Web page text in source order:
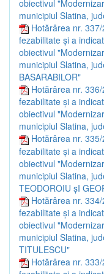
obiectivul
municipiul Slatina,
Hotărârea nr.
fezabilitate şi a
obiectivul
municipiul Slatina,
BASARABILOR"
Hotărârea nr.
fezabilitate şi a
obiectivul
municipiul Slatina,
Hotărârea nr.
fezabilitate şi a
obiectivul
municipiul Slatina,
TEODOROIU şI
Hotărârea nr.
fezabilitate şi a
obiectivul
municipiul Slatina,
TITULESCU"
Hotărârea nr.